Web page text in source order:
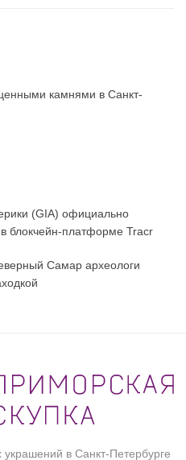
камнями в Санкт-
(GIA) официально
блокчейн-платформе Tracr
Самар археологи
в Санкт-Петербурге